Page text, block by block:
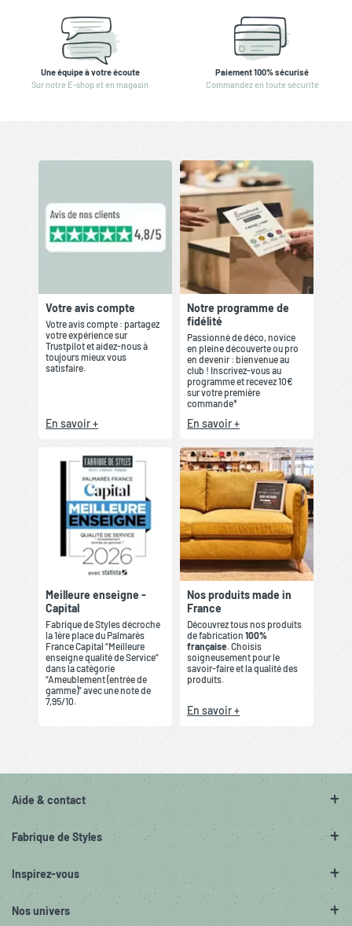
Une équipe à votre écoute
Sur notre E-shop et en magasin
Paiement 100% sécurisé
Commandez en toute sécurité
Votre avis compte
Votre avis compte : partagez
votre expérience sur
Trustpilot et aidez-nous à
toujours mieux vous
satisfaire.
En savoir +
Notre programme de
fidélité
Passionné de déco, novice
en pleine découverte ou pro
en devenir : bienvenue au
club ! Inscrivez-vous au
programme et recevez 10€
sur votre première
commande*
En savoir +
Meilleure enseigne -
Capital
Fabrique de Styles décroche
la 1ère place du Palmarès
France Capital “Meilleure
enseigne qualité de Service”
dans la catégorie
“Ameublement (entrée de
gamme)” avec une note de
7,95/10.
Nos produits made in
France
Découvrez tous nos produits
de fabrication 100%
française . Choisis
soigneusement pour le
savoir-faire et la qualité des
produits.
En savoir +
Aide & contact
Fabrique de Styles
Inspirez-vous
Nos univers